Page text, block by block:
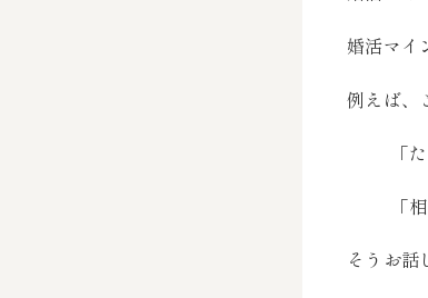
婚活マイ
例えば、
「
「
そうお話